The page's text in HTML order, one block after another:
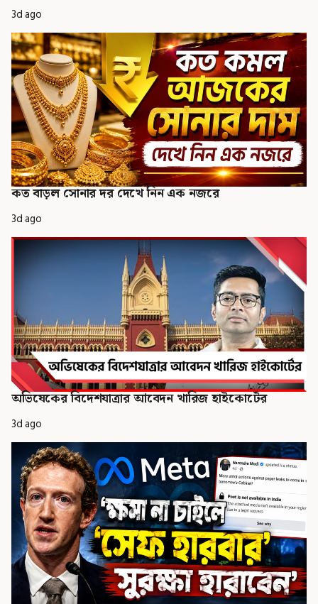
3d ago
কত বাড়ল সোনার দর দেখে নিন এক নজরে
3d ago
অভিষেকের বিদেশযাত্রার আবেদন খারিজ হাইকোর্টের
3d ago